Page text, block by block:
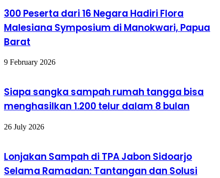
300 Peserta dari 16 Negara Hadiri Flora
Malesiana Symposium di Manokwari, Papua
Barat
9 February 2026
Siapa sangka sampah rumah tangga bisa
menghasilkan 1.200 telur dalam 8 bulan
26 July 2026
Lonjakan Sampah di TPA Jabon Sidoarjo
Selama Ramadan: Tantangan dan Solusi